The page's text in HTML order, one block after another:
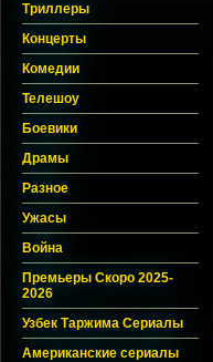
Триллеры
Концерты
Комедии
Телешоу
Боевики
Драмы
Разное
Ужасы
Война
Премьеры Скоро 2025-
2026
Узбек Таржима Сериалы
Американские сериалы